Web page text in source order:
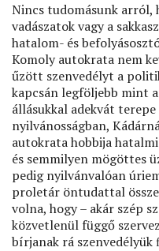
Nincs tudomásunk arról,
vadászatok vagy a
hatalom- és
Komoly autokrata nem
űzött szenvedélyt a
kapcsán legföljebb mint
állásukkal adekvát
nyilvánosságban,
autokrata hobbija
és semmilyen mögöttes
pedig nyilvánvalóan
proletár öntudattal
volna, hogy – akár szép
közvetlenül függő
bírjanak rá szenvedélyük